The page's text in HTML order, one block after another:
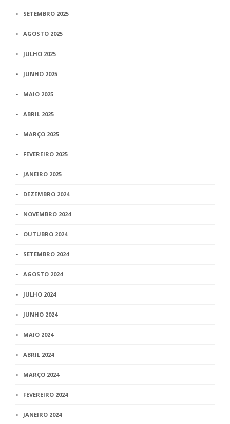
SETEMBRO 2025
AGOSTO 2025
JULHO 2025
JUNHO 2025
MAIO 2025
ABRIL 2025
MARÇO 2025
FEVEREIRO 2025
JANEIRO 2025
DEZEMBRO 2024
NOVEMBRO 2024
OUTUBRO 2024
SETEMBRO 2024
AGOSTO 2024
JULHO 2024
JUNHO 2024
MAIO 2024
ABRIL 2024
MARÇO 2024
FEVEREIRO 2024
JANEIRO 2024